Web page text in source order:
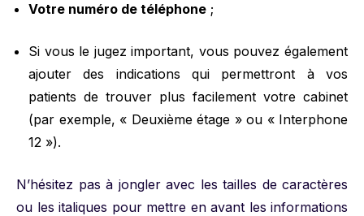
Votre numéro de téléphone ;
Si vous le jugez important, vous pouvez également
ajouter des indications qui permettront à vos
patients de trouver plus facilement votre cabinet
(par exemple, « Deuxième étage » ou « Interphone
12 »).
N’hésitez pas à jongler avec les tailles de caractères
ou les italiques pour mettre en avant les informations